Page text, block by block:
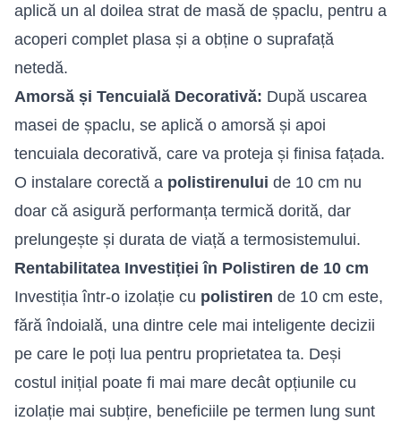
aplică un al doilea strat de masă de șpaclu, pentru a
acoperi complet plasa și a obține o suprafață
netedă.
Amorsă și Tencuială Decorativă: După uscarea
masei de șpaclu, se aplică o amorsă și apoi
tencuiala decorativă, care va proteja și finisa fațada.
O instalare corectă a polistirenului de 10 cm nu
doar că asigură performanța termică dorită, dar
prelungește și durata de viață a termosistemului.
Rentabilitatea Investiției în Polistiren de 10 cm
Investiția într-o izolație cu polistiren de 10 cm este,
fără îndoială, una dintre cele mai inteligente decizii
pe care le poți lua pentru proprietatea ta. Deși
costul inițial poate fi mai mare decât opțiunile cu
izolație mai subțire, beneficiile pe termen lung sunt